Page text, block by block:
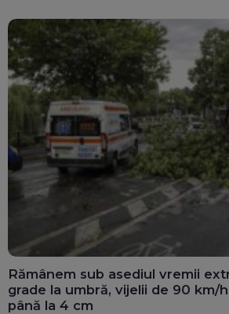
Rămânem sub asediul vremii
grade la umbră, vijelii de 90 km/
până la 4 cm